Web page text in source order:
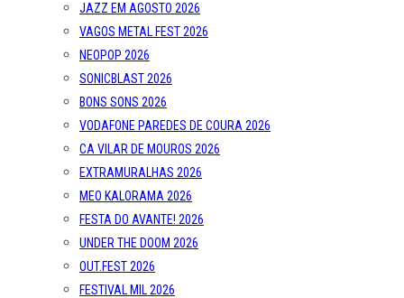
JAZZ EM AGOSTO 2026
VAGOS METAL FEST 2026
NEOPOP 2026
SONICBLAST 2026
BONS SONS 2026
VODAFONE PAREDES DE COURA 2026
CA VILAR DE MOUROS 2026
EXTRAMURALHAS 2026
MEO KALORAMA 2026
FESTA DO AVANTE! 2026
UNDER THE DOOM 2026
OUT.FEST 2026
FESTIVAL MIL 2026